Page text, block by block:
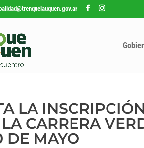
LA
CARRERA
DE MAYO